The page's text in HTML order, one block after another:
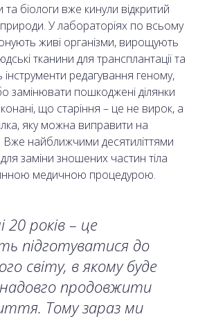
та біологи вже кинули відкритий
У лабораторіях по всьому
живі організми, вирощують
тканини для трансплантації та
редагування геному,
замінювати пошкоджені ділянки
що старіння – це не вирок, а
яку можна виправити на
Вже найближчими десятиліттями
заміни зношених частин тіла
медичною процедурою.
20 років – це
підготуватися до
світу, в якому буде
продовжити
Тому зараз ми